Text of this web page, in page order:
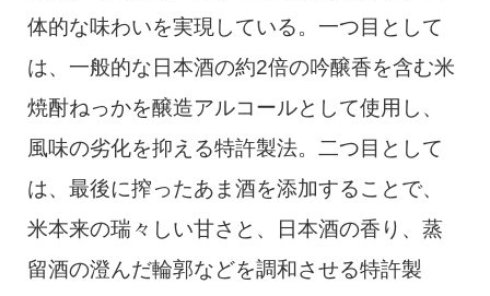
体的な味わいを実現している。一つ目として
は、一般的な日本酒の約2倍の吟醸香を含む米
焼酎ねっかを醸造アルコールとして使用し、
風味の劣化を抑える特許製法。二つ目として
は、最後に搾ったあま酒を添加することで、
米本来の瑞々しい甘さと、日本酒の香り、蒸
留酒の澄んだ輪郭などを調和させる特許製